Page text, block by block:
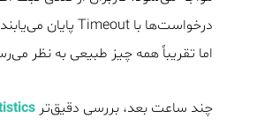
اما تقریباً همه چیز طبیعی به نظر
چند ساعت بعد، بررسی دقیق‌تر